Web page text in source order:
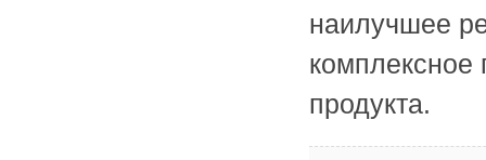
наилучшее
комплексное
продукта.